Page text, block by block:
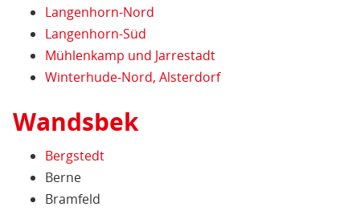
Langenhorn-Nord
Langenhorn-Süd
Mühlenkamp und Jarrestadt
Winterhude-Nord, Alsterdorf
Wandsbek
Bergstedt
Berne
Bramfeld